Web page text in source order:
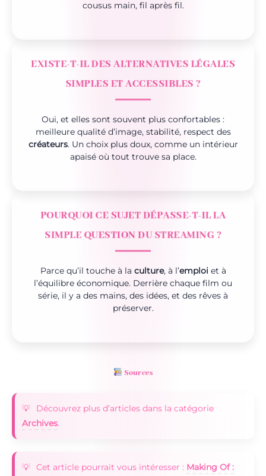
cousus main, fil après fil.
EXISTE-T-IL DES ALTERNATIVES LÉGALES
SIMPLES ET ACCESSIBLES ?
Oui, et elles sont souvent plus confortables :
meilleure qualité d’image, stabilité, respect des
créateurs. Un choix plus doux, comme un intérieur
apaisé où tout trouve sa place.
POURQUOI CE SUJET DÉPASSE-T-IL LA
SIMPLE QUESTION DU STREAMING ?
Parce qu’il touche à la culture, à l’emploi et à
l’équilibre économique. Derrière chaque film ou
série, il y a des mains, des idées, et des rêves à
préserver.
Sources
Découvrez plus d’articles dans la catégorie
Archives.
Cet article pourrait vous intéresser : Making Of :